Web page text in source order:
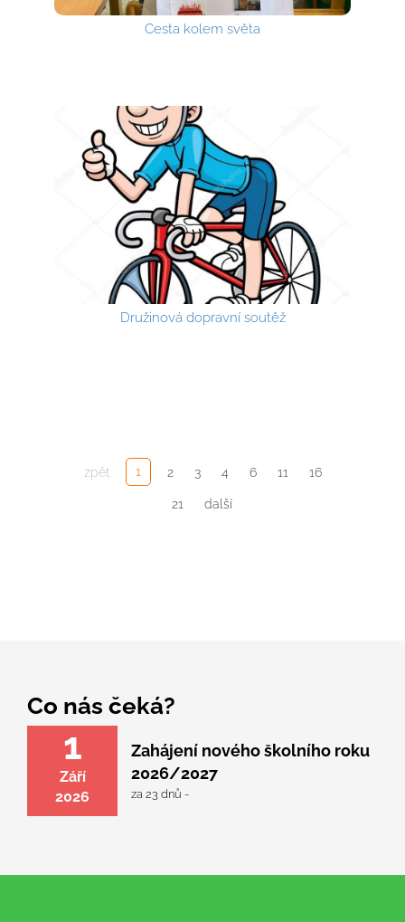
Cesta kolem světa
Družinová dopravní soutěž
zpět 1 2 3 4 6 11 16
21 další
Co nás čeká?
1
Září
2026
Zahájení nového školního roku
2026/2027
za 23 dnů -